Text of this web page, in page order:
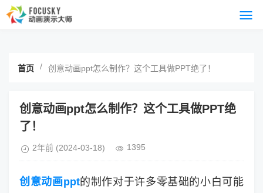
首页 / 创意动画ppt怎么制作？这个工具做PPT绝了！
创意动画ppt怎么制作？这个工具做PPT绝
了！
2年前 (2024-03-18) 1395
创意动画ppt的制作对于许多零基础的小白可能